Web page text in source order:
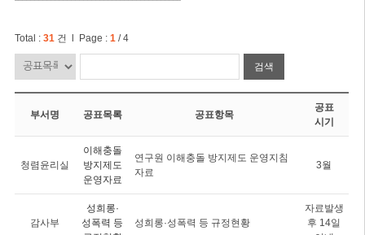
Total : 31건 l Page : 1/ 4
검색
부서명 공표목록 공표항목
공표
시기
청렴윤리실
이해충돌
방지제도
운영자료
연구원 이해충돌 방지제도 운영지침
자료
3월
감사부
성희롱·
성폭력 등
성희롱·성폭력 등 규정현황
자료발생
후 14일